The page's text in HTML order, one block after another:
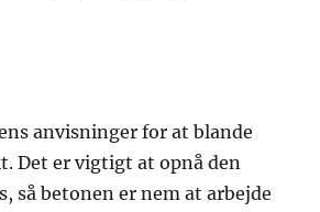
anvisninger for at blande
Det er vigtigt at opnå den
så betonen er nem at arbejde